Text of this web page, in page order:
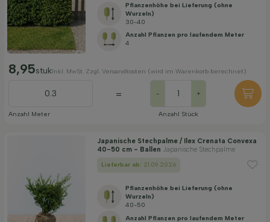
Pflanzenhöhe bei Lieferung (ohne
Wurzeln)
30-40
Anzahl Pflanzen pro laufendem Meter
4
8,95stukInkl. MwSt. Zzgl. Versandkosten (wird im Warenkorb berechnet)
Anzahl Meter
= - +
Anzahl Stück
Japanische Stechpalme / Ilex Crenata Convexa
40-50 cm - Ballen Japanische Stechpalme
Lieferbar ab: 21.09.2026
Pflanzenhöhe bei Lieferung (ohne
Wurzeln)
40-50
Anzahl Pflanzen pro laufendem Meter